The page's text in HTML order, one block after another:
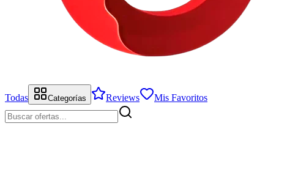
Todas
Categorías Reviews Mis Favoritos